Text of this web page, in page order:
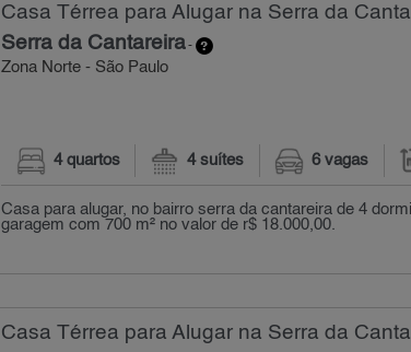
Casa Térrea para Alugar na Serra da
Serra da Cantareira-
Zona Norte - São Paulo
4 quartos 4 suítes 6 vagas
Casa para alugar, no bairro serra da cantareira de 4
garagem com 700 m² no valor de r$ 18.000,00.
Casa Térrea para Alugar na Serra da